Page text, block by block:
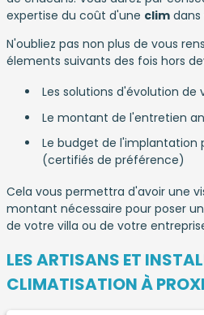
expertise du coût d'une clim
N'oubliez pas non plus de vous
élements suivants des fois hors
Les solutions d'évolution de
Le montant de l'entretien
Le budget de l'implantation
(certifiés de préférence)
Cela vous permettra d'avoir une
montant nécessaire pour poser
de votre villa ou de votre
LES ARTISANS ET
CLIMATISATION À